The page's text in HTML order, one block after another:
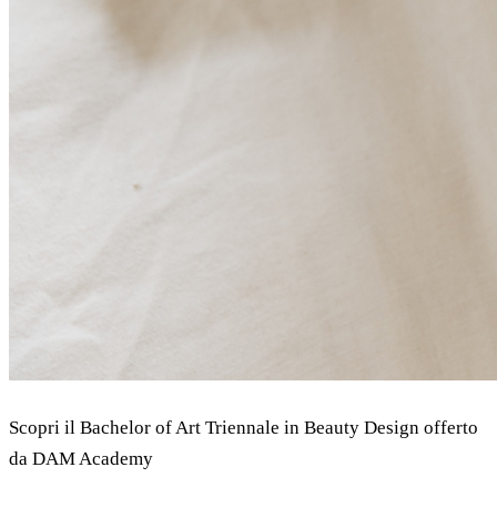
Scopri il Bachelor of Art Triennale in Beauty Design offerto
da DAM Academy